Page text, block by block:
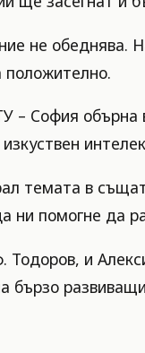
не
положително.
София обърна
темата в
ни помогне да
Тодоров, и
бързо